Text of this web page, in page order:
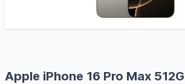
Apple iPhone 16 Pro Max